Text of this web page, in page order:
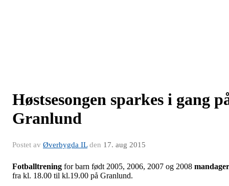
Høstsesongen sparkes i gang
Granlund
Postet av Øverbygda ILden 17. aug 2015
Fotballtrening for barn født 2005, 2006, 2007 og 2008 mandager
fra kl. 18.00 til kl.19.00 på Granlund.